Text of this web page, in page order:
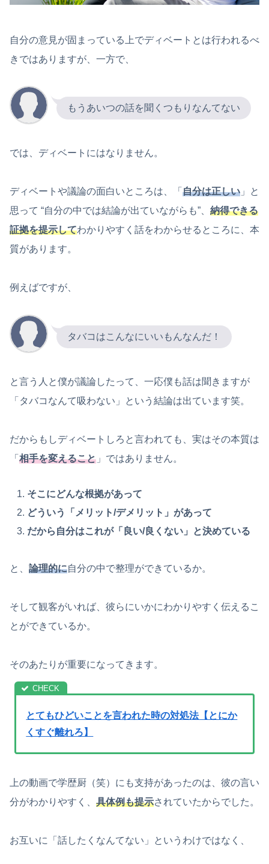
自分の意見が固まっている上でディベートとは行われるべ
きではありますが、一方で、
もうあいつの話を聞くつもりなんてない
では、ディベートにはなりません。
ディベートや議論の面白いところは、「 自分は正しい 」と
思って “自分の中では結論が出ていながらも”、 納得できる
証拠を提示してわかりやすく話をわからせるところに、本
質があります。
例えばですが、
タバコはこんなにいいもんなんだ！
と言う人と僕が議論したって、一応僕も話は聞きますが
「タバコなんて吸わない」という結論は出ています笑。
だからもしディベートしろと言われても、実はその本質は
「 相手を変えること 」ではありません。
そこにどんな根拠があって
どういう「メリット/デメリット」があって
だから自分はこれが「良い/良くない」と決めている
と、 論理的に自分の中で整理ができているか。
そして観客がいれば、彼らにいかにわかりやすく伝えるこ
とができているか。
そのあたりが重要になってきます。
とてもひどいことを言われた時の対処法【とにか
くすぐ離れろ】
上の動画で学歴厨（笑）にも支持があったのは、彼の言い
分がわかりやすく、 具体例も提示されていたからでした。
お互いに「話したくなんてない」というわけではなく、